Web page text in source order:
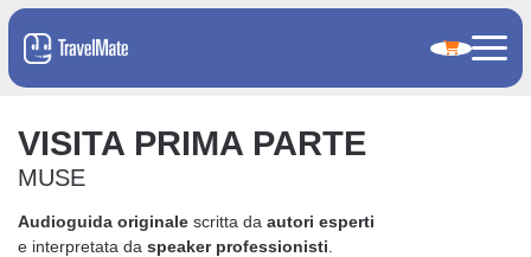
VISITA PRIMA PARTE
MUSE
Audioguida originale scritta da autori esperti
e interpretata da speaker professionisti